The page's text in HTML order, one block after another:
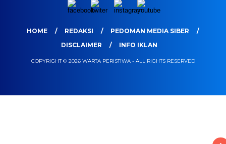
HOME REDAKSI
PEDOMAN MEDIA SIBER
DISCLAIMER
INFO IKLAN
COPYRIGHT © 2026 WARTA PERISTIWA - ALL RIGHTS RESERVED